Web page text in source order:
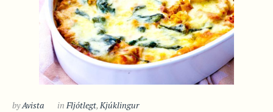
byAvista in Fljótlegt,Kjúklingur